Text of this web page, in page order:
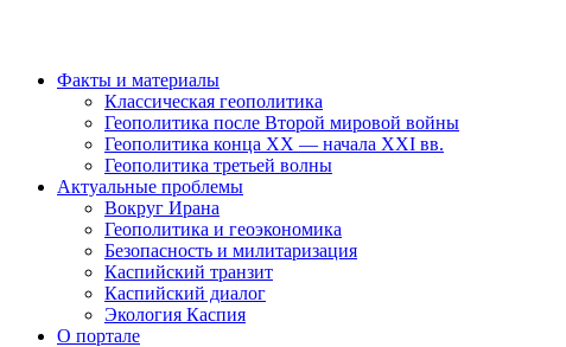
Факты и материалы
Классическая геополитика
Геополитика после Второй мировой войны
Геополитика конца XX — начала XXI вв.
Геополитика третьей волны
Актуальные проблемы
Вокруг Ирана
Геополитика и геоэкономика
Безопасность и милитаризация
Каспийский транзит
Каспийский диалог
Экология Каспия
О портале